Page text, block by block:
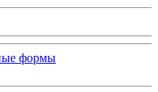
формы